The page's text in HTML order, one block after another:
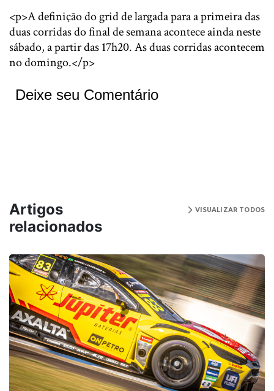
<p>A definição do grid de largada para a primeira das
duas corridas do final de semana acontece ainda neste
sábado, a partir das 17h20. As duas corridas acontecem
no domingo.</p>
Deixe seu Comentário
Artigos
relacionados
VISUALIZAR TODOS